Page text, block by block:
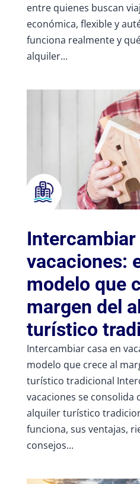
entre quienes buscan
económica, flexible y
funciona realmente y
alquiler...
Intercambiar
vacaciones:
modelo que
margen del
turístico
Intercambiar casa en
modelo que crece al
turístico tradicional
vacaciones se consolida
alquiler turístico
funciona, sus ventajas,
consejos...